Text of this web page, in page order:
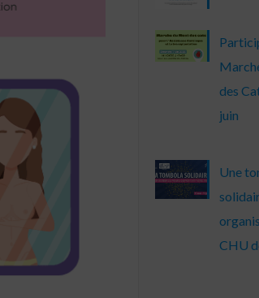
des
juin
Une
CHU